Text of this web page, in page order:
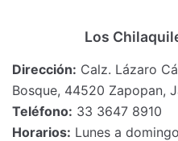
Los
Dirección: Calz. Lázaro
Bosque, 44520 Zapopan,
Teléfono: 33 3647 8910
Horarios: Lunes a